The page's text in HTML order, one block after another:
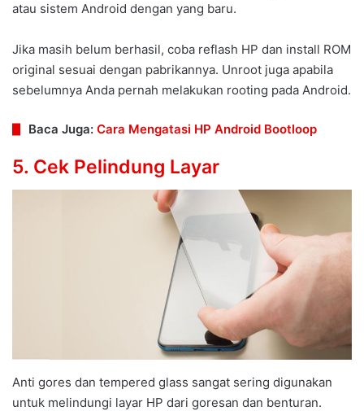
atau sistem Android dengan yang baru.
Jika masih belum berhasil, coba reflash HP dan install ROM
original sesuai dengan pabrikannya. Unroot juga apabila
sebelumnya Anda pernah melakukan rooting pada Android.
Baca Juga: Cara Mengatasi HP Android Bootloop
5. Cek Pelindung Layar
Anti gores dan tempered glass sangat sering digunakan
untuk melindungi layar HP dari goresan dan benturan.